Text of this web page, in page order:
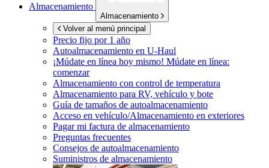
Almacenamiento
Almacenamiento
Volver al menú principal
Precio fijo por 1 año
Autoalmacenamiento en U-Haul
¡Múdate en línea hoy mismo! Múdate en línea:
comenzar
Almacenamiento con control de temperatura
Almacenamiento para RV, vehículo y bote
Guía de tamaños de autoalmacenamiento
Acceso en vehículo/Almacenamiento en exteriores
Pagar mi factura de almacenamiento
Preguntas frecuentes
Consejos de autoalmacenamiento
Suministros de almacenamiento